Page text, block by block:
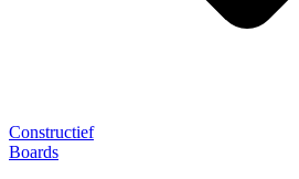
Constructief
Boards